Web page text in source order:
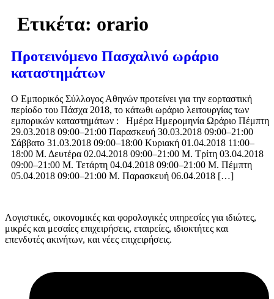
Ετικέτα: orario
Προτεινόμενο Πασχαλινό ωράριο
καταστημάτων
Ο Εμπορικός Σύλλογος Αθηνών προτείνει για την εορταστική
περίοδο του Πάσχα 2018, το κάτωθι ωράριο λειτουργίας των
εμπορικών καταστημάτων : Ημέρα Ημερομηνία Ωράριο Πέμπτη
29.03.2018 09:00–21:00 Παρασκευή 30.03.2018 09:00–21:00
Σάββατο 31.03.2018 09:00–18:00 Κυριακή 01.04.2018 11:00–
18:00 Μ. Δευτέρα 02.04.2018 09:00–21:00 Μ. Τρίτη 03.04.2018
09:00–21:00 Μ. Τετάρτη 04.04.2018 09:00–21:00 Μ. Πέμπτη
05.04.2018 09:00–21:00 Μ. Παρασκευή 06.04.2018 […]
Λογιστικές, οικονομικές και φορολογικές υπηρεσίες για ιδιώτες,
μικρές και μεσαίες επιχειρήσεις, εταιρείες, ιδιοκτήτες και
επενδυτές ακινήτων, και νέες επιχειρήσεις.